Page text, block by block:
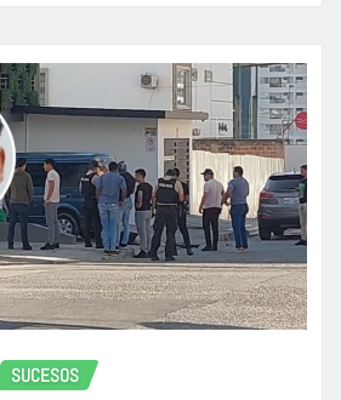
SUCESOS